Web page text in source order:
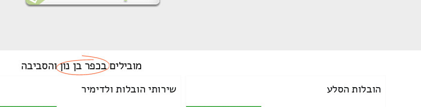
מוביליםבכפר בן נוןוהסביבה
הובלות הסלע שירותי הובלות ולדימיר